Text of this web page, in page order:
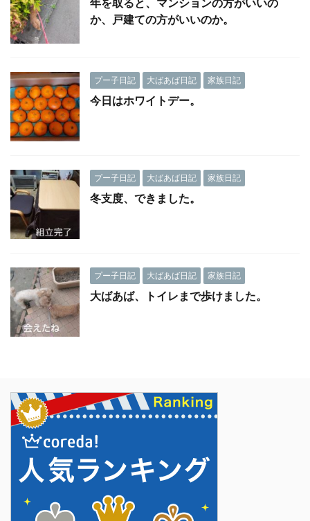
年を取ると、マンションの方がいいの
か、戸建ての方がいいのか。
プー子日記 大ばあば日記 家族日記
今日はホワイトデー。
プー子日記 大ばあば日記 家族日記
冬支度、できました。
プー子日記 大ばあば日記 家族日記
大ばあば、トイレまで歩けました。